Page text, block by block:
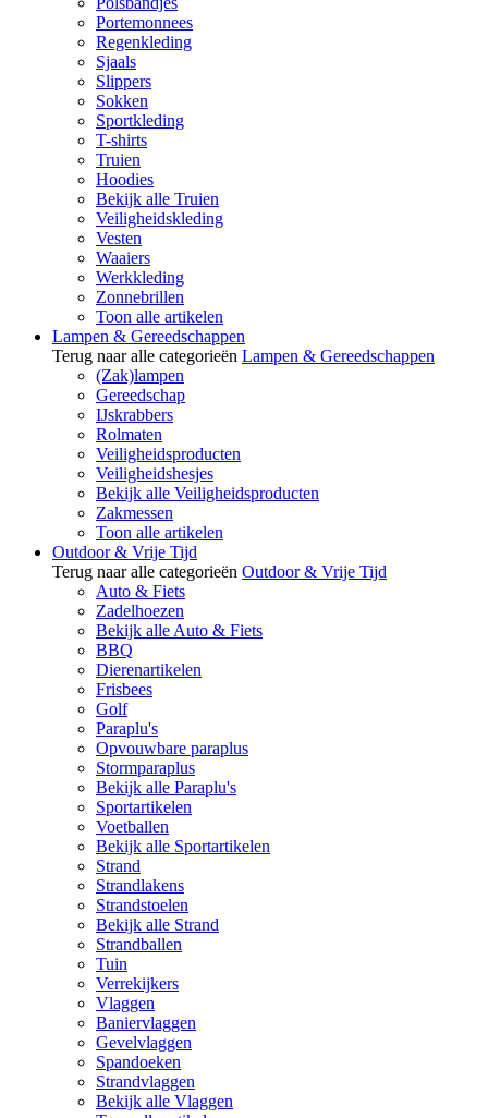
Portemonnees
Regenkleding
Sjaals
Slippers
Sokken
Sportkleding
T-shirts
Truien
Hoodies
Bekijk alle Truien
Veiligheidskleding
Vesten
Waaiers
Werkkleding
Zonnebrillen
Toon alle artikelen
Lampen & Gereedschappen
Terug naar alle categorieën Lampen & Gereedschappen
(Zak)lampen
Gereedschap
IJskrabbers
Rolmaten
Veiligheidsproducten
Veiligheidshesjes
Bekijk alle Veiligheidsproducten
Zakmessen
Toon alle artikelen
Outdoor & Vrije Tijd
Terug naar alle categorieën Outdoor & Vrije Tijd
Auto & Fiets
Zadelhoezen
Bekijk alle Auto & Fiets
BBQ
Dierenartikelen
Frisbees
Golf
Paraplu's
Opvouwbare paraplus
Stormparaplus
Bekijk alle Paraplu's
Sportartikelen
Voetballen
Bekijk alle Sportartikelen
Strand
Strandlakens
Strandstoelen
Bekijk alle Strand
Strandballen
Tuin
Verrekijkers
Vlaggen
Baniervlaggen
Gevelvlaggen
Spandoeken
Strandvlaggen
Bekijk alle Vlaggen